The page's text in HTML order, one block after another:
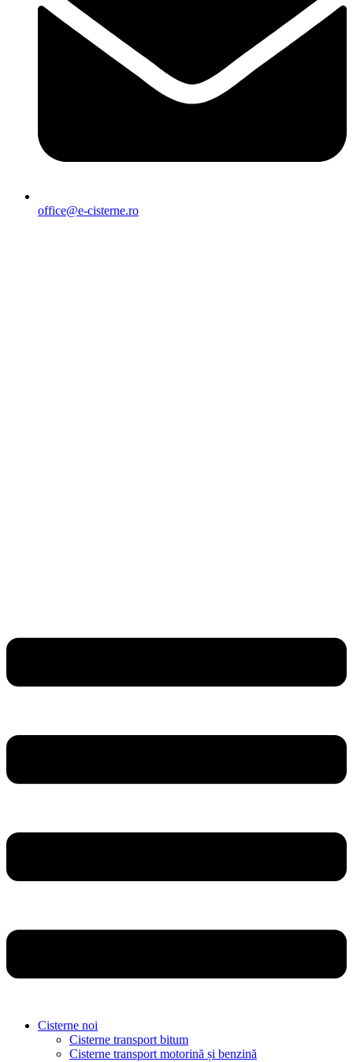
office@e-cisterne.ro
Cisterne noi
Cisterne transport bitum
Cisterne transport motorină și benzină